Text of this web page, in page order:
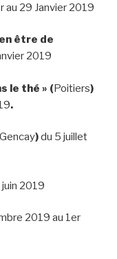
au 29 Janvier 2019
être de
2019
le thé » (Poitiers)
.
)du 5 juillet
2019
2019 au 1er